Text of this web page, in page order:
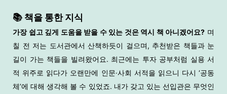
📚️ 책을 통한 지식
가장 쉽고 깊게 도움을 받을 수 있는 것은 역시 책 아니겠어요? 며
칠 전 저는 도서관에서 산책하듯이 걸으며, 추천받은 책들과 눈
길이 가는 책들을 빌려왔어요. 최근에는 투자 공부처럼 실용 서
적 위주로 읽다가 오랜만에 인문·사회 서적을 읽으니 다시 ‘공동
체’에 대해 생각해 볼 수 있었죠. 내가 갖고 있는 선입관은 무엇인